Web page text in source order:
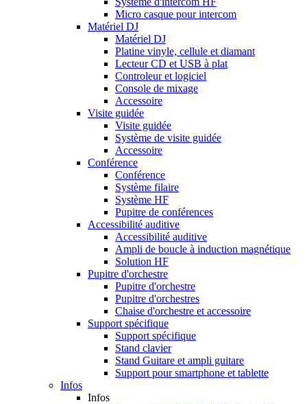
Micro casque pour intercom
Matériel DJ
Matériel DJ
Platine vinyle, cellule et diamant
Lecteur CD et USB à plat
Controleur et logiciel
Console de mixage
Accessoire
Visite guidée
Visite guidée
Système de visite guidée
Accessoire
Conférence
Conférence
Système filaire
Système HF
Pupitre de conférences
Accessibilité auditive
Accessibilité auditive
Ampli de boucle à induction magnétique
Solution HF
Pupitre d'orchestre
Pupitre d'orchestre
Pupitre d'orchestres
Chaise d'orchestre et accessoire
Support spécifique
Support spécifique
Stand clavier
Stand Guitare et ampli guitare
Support pour smartphone et tablette
Infos
Infos